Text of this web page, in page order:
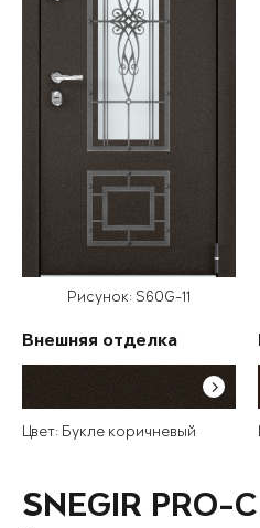
Рисунок: S60G-11
Внешняя отделка
Цвет: Букле коричневый
SNEGIR PRO-